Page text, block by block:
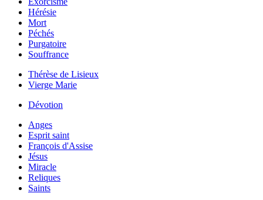
Hérésie
Mort
Péchés
Purgatoire
Souffrance
Thérèse de Lisieux
Vierge Marie
Dévotion
Anges
Esprit saint
François d'Assise
Jésus
Miracle
Reliques
Saints